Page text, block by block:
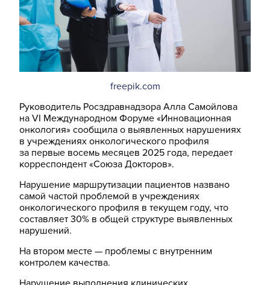
freepik.com
Руководитель Росздравнадзора Алла Самойлова
на VI Международном Форуме «Инновационная
онкология» сообщила о выявленных нарушениях
в учреждениях онкологического профиля
за первые восемь месяцев 2025 года, передает
корреспондент «Союза Докторов».
Нарушение маршрутизации пациентов названо
самой частой проблемой в учреждениях
онкологического профиля в текущем году, что
составляет 30% в общей структуре выявленных
нарушений.
На втором месте — проблемы с внутренним
контролем качества.